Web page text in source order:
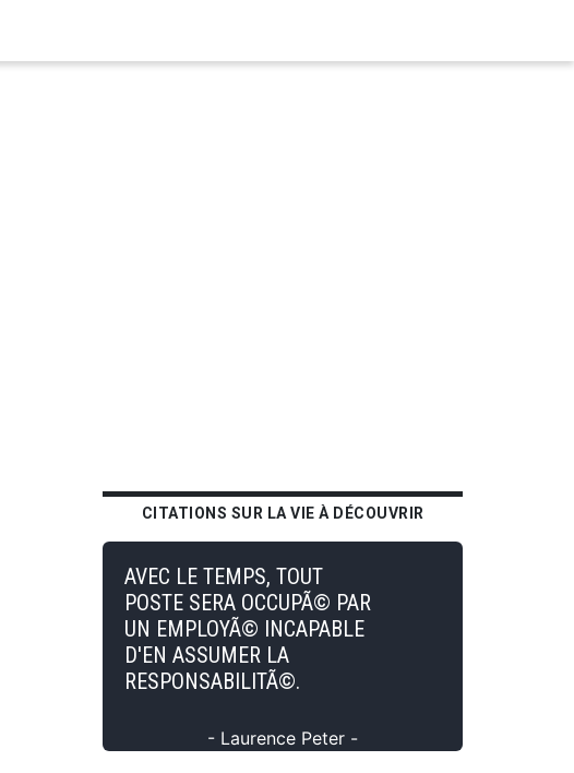
CITATIONS SUR LA VIE À DÉCOUVRIR
AVEC LE TEMPS, TOUT
POSTE SERA OCCUPÃ© PAR
UN EMPLOYÃ© INCAPABLE
D'EN ASSUMER LA
RESPONSABILITÃ©.
- Laurence Peter -